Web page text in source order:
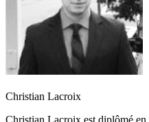
Christian Lacroix